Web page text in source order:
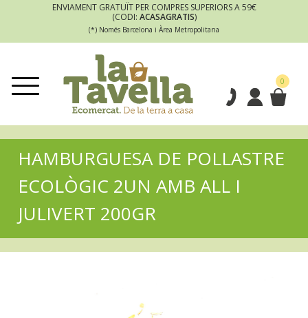
ENVIAMENT GRATUÏT PER COMPRES SUPERIORS A 59€
(CODI: ACASAGRATIS)
(*) Només Barcelona i Àrea Metropolitana
0
HAMBURGUESA DE POLLASTRE
ECOLÒGIC 2UN AMB ALL I
JULIVERT 200GR